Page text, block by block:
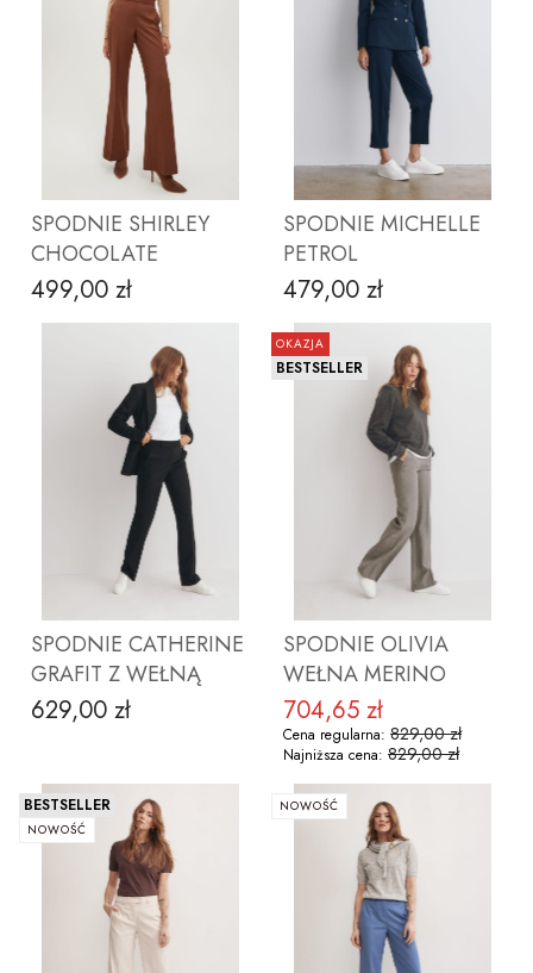
ZOBACZ PRODUKT ZOBACZ PRODUKT
SPODNIE SHIRLEY
CHOCOLATE
Cena
499,00 zł
ZOBACZ PRODUKT
SPODNIE MICHELLE
PETROL
Cena
479,00 zł
ZOBACZ PRODUKT
SPODNIE CATHERINE
GRAFIT Z WEŁNĄ
Cena
629,00 zł
OKAZJA
BESTSELLER
SPODNIE OLIVIA
WEŁNA MERINO
Cena promocyjna
704,65 zł
Cena regularna: 829,00 zł
Najniższa cena: 829,00 zł
BESTSELLER
NOWOŚĆ
NOWOŚĆ